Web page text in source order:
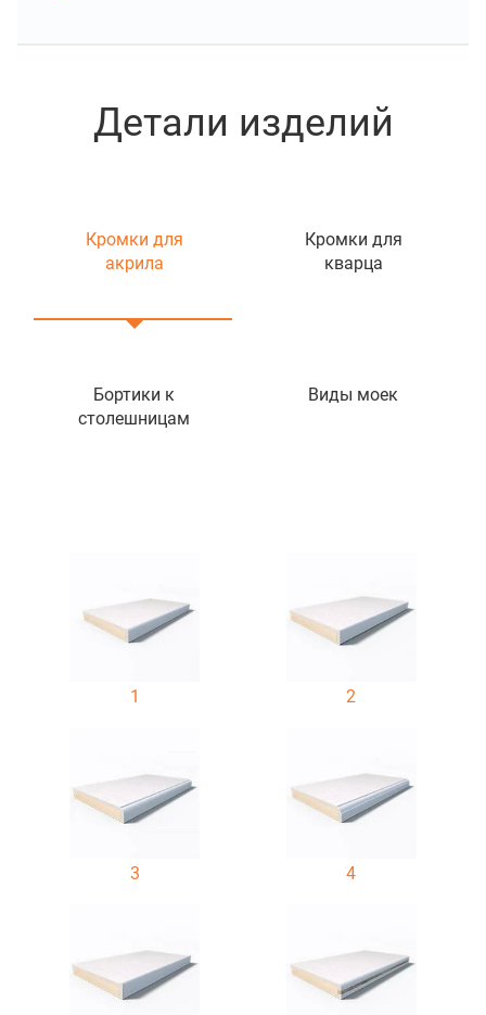
Детали изделий
Кромки для
акрила
Кромки для
кварца
Бортики к
столешницам
Виды моек
1 2
3 4